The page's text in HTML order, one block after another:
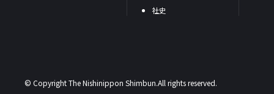
社史
© Copyright The Nishinippon Shimbun.All rights reserved.